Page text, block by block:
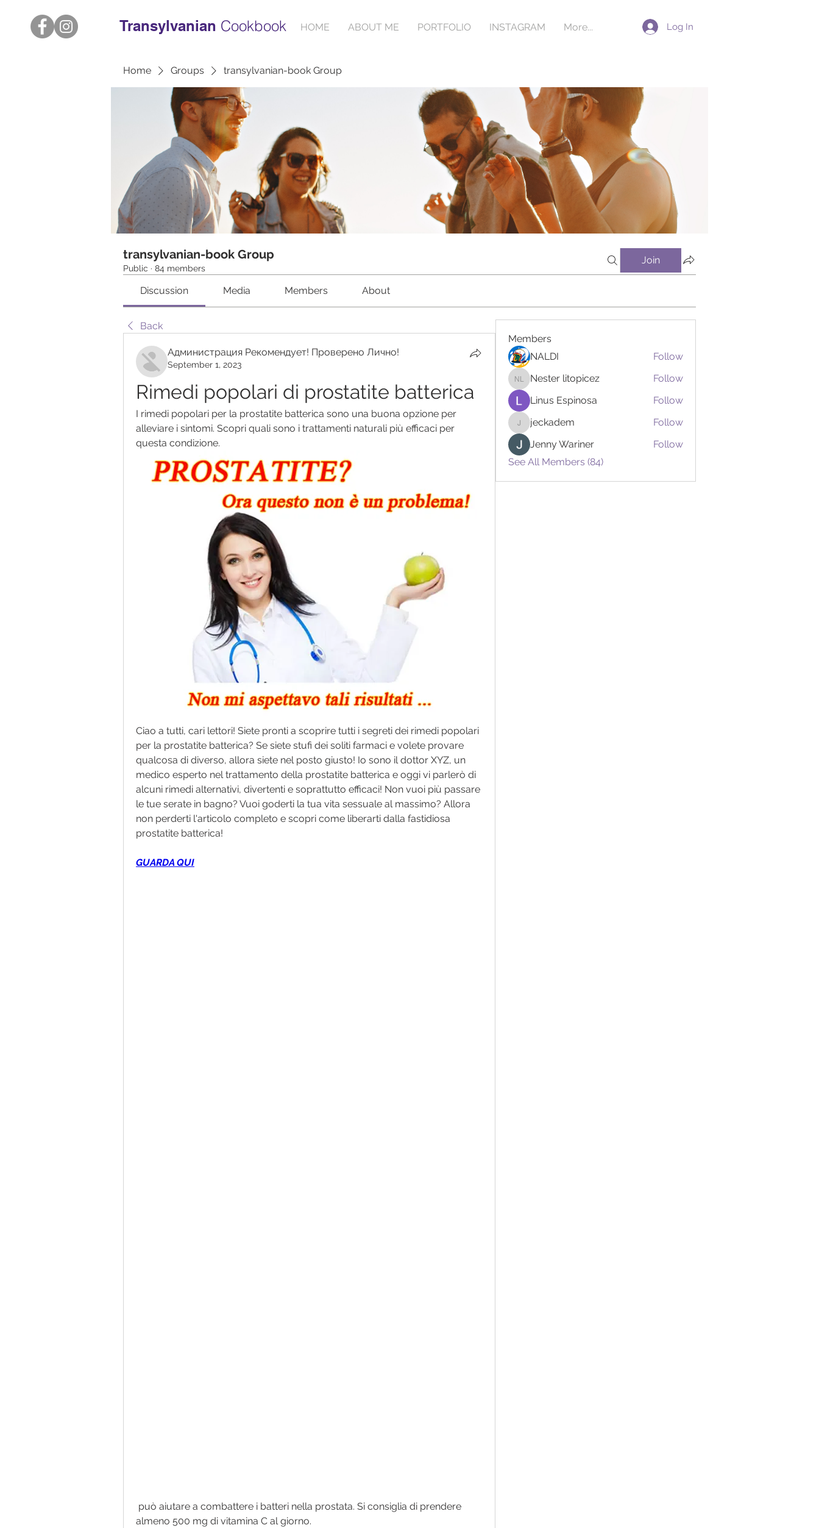
HOME ABOUT ME PORTFOLIO INSTAGRAM More...
Transylvanian Cookbook Log In
Home Groups transylvanian-book Group
transylvanian-book Group
Public · 84 members
Join
Discussion Media Members About
Back
Администрация Рекомендует! Проверено Лично!
September 1, 2023
Rimedi popolari di prostatite batterica
I rimedi popolari per la prostatite batterica sono una buona opzione per
alleviare i sintomi. Scopri quali sono i trattamenti naturali più efficaci per
questa condizione.
Ciao a tutti, cari lettori! Siete pronti a scoprire tutti i segreti dei rimedi popolari
per la prostatite batterica? Se siete stufi dei soliti farmaci e volete provare
qualcosa di diverso, allora siete nel posto giusto! Io sono il dottor XYZ, un
medico esperto nel trattamento della prostatite batterica e oggi vi parlerò di
alcuni rimedi alternativi, divertenti e soprattutto efficaci! Non vuoi più passare
le tue serate in bagno? Vuoi goderti la tua vita sessuale al massimo? Allora
non perderti l'articolo completo e scopri come liberarti dalla fastidiosa
prostatite batterica!
GUARDA QUI
almeno 500 mg di vitamina C al giorno.
Members
NALDI
Follow
Nester litopicez
Nester litopicez
Follow
Linus Espinosa
Follow
jeckadem
jeckadem
Follow
Jenny Wariner
Follow
See All Members (84)